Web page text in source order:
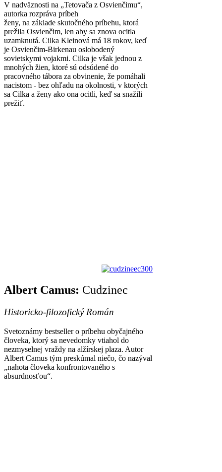
V nadväznosti na „Tetovača z Osvienčimu“,
autorka rozpráva príbeh
ženy, na základe skutočného príbehu, ktorá
prežila Osvienčim, len aby sa znova ocitla
uzamknutá. Cilka Kleinová má 18 rokov, keď
je Osvienčim-Birkenau oslobodený
sovietskymi vojakmi. Cilka je však jednou z
mnohých žien, ktoré sú odsúdené do
pracovného tábora za obvinenie, že pomáhali
nacistom - bez ohľadu na okolnosti, v ktorých
sa Cilka a ženy ako ona ocitli, keď sa snažili
prežiť.
Albert Camus: Cudzinec
Historicko-filozofický Román
Svetoznámy bestseller o príbehu obyčajného
človeka, ktorý sa nevedomky vtiahol do
nezmyselnej vraždy na alžírskej plaza. Autor
Albert Camus tým preskúmal niečo, čo nazýval
„nahota človeka konfrontovaného s
absurdnosťou“.